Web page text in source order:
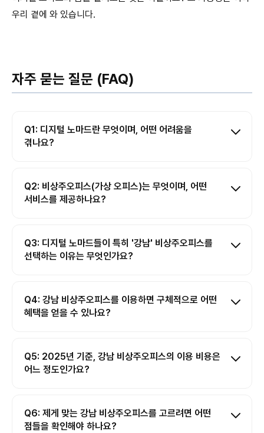
우리 곁에 와 있습니다.
자주 묻는 질문 (FAQ)
Q1: 디지털 노마드란 무엇이며, 어떤 어려움을
겪나요?
Q2: 비상주오피스(가상 오피스)는 무엇이며, 어떤
서비스를 제공하나요?
Q3: 디지털 노마드들이 특히 '강남' 비상주오피스를
선택하는 이유는 무엇인가요?
Q4: 강남 비상주오피스를 이용하면 구체적으로 어떤
혜택을 얻을 수 있나요?
Q5: 2025년 기준, 강남 비상주오피스의 이용 비용은
어느 정도인가요?
Q6: 제게 맞는 강남 비상주오피스를 고르려면 어떤
점들을 확인해야 하나요?